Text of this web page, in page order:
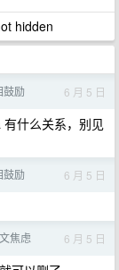
hidden
鼓励 6 月 5 日
什么关系，别见
鼓励 6 月 5 日
焦虑 6 月 5 日